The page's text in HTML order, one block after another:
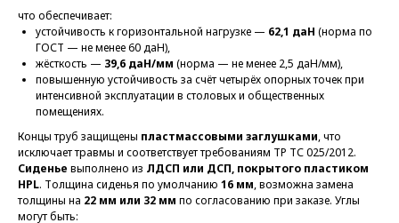
что обеспечивает:
устойчивость к горизонтальной нагрузке — 62,1 даН (норма по
ГОСТ — не менее 60 даН),
жёсткость — 39,6 даН/мм (норма — не менее 2,5 даН/мм),
повышенную устойчивость за счёт четырёх опорных точек при
интенсивной эксплуатации в столовых и общественных
помещениях.
Концы труб защищены пластмассовыми заглушками, что
исключает травмы и соответствует требованиям ТР ТС 025/2012.
Сиденье выполнено из ЛДСП или ДСП, покрытого пластиком
HPL. Толщина сиденья по умолчанию 16 мм, возможна замена
толщины на 22 мм или 32 мм по согласованию при заказе. Углы
могут быть: